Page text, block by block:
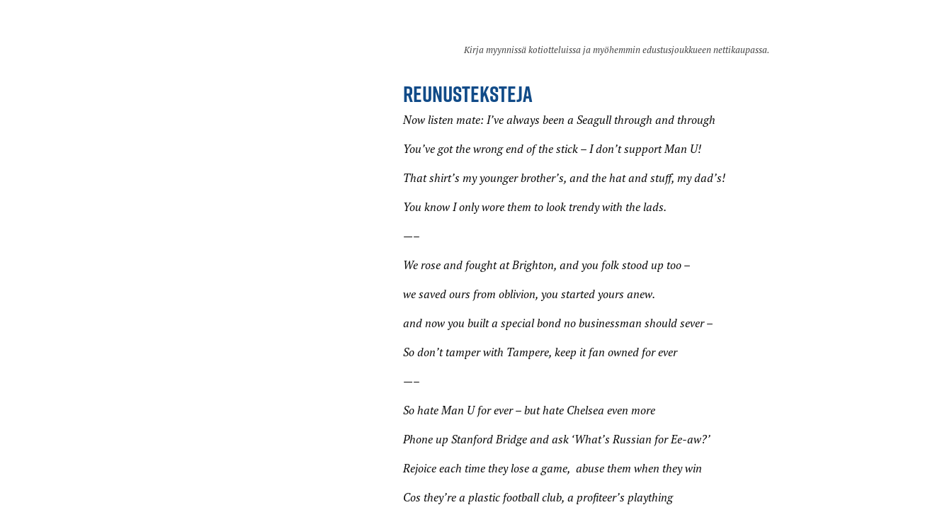
Kirja myynnissä kotiotteluissa ja myöhemmin edustusjoukkueen nettikaupassa.
REUNUSTEKSTEJA
Now listen mate: I’ve always been a Seagull through and through
You’ve got the wrong end of the stick – I don’t support Man U!
That shirt’s my younger brother’s, and the hat and stuff, my dad’s!
You know I only wore them to look trendy with the lads.
—–
We rose and fought at Brighton, and you folk stood up too –
we saved ours from oblivion, you started yours anew.
and now you built a special bond no businessman should sever –
So don’t tamper with Tampere, keep it fan owned for ever
—–
So hate Man U for ever – but hate Chelsea even more
Phone up Stanford Bridge and ask ‘What’s Russian for Ee-aw?’
Rejoice each time they lose a game, abuse them when they win
Cos they’re a plastic football club, a profiteer’s plaything